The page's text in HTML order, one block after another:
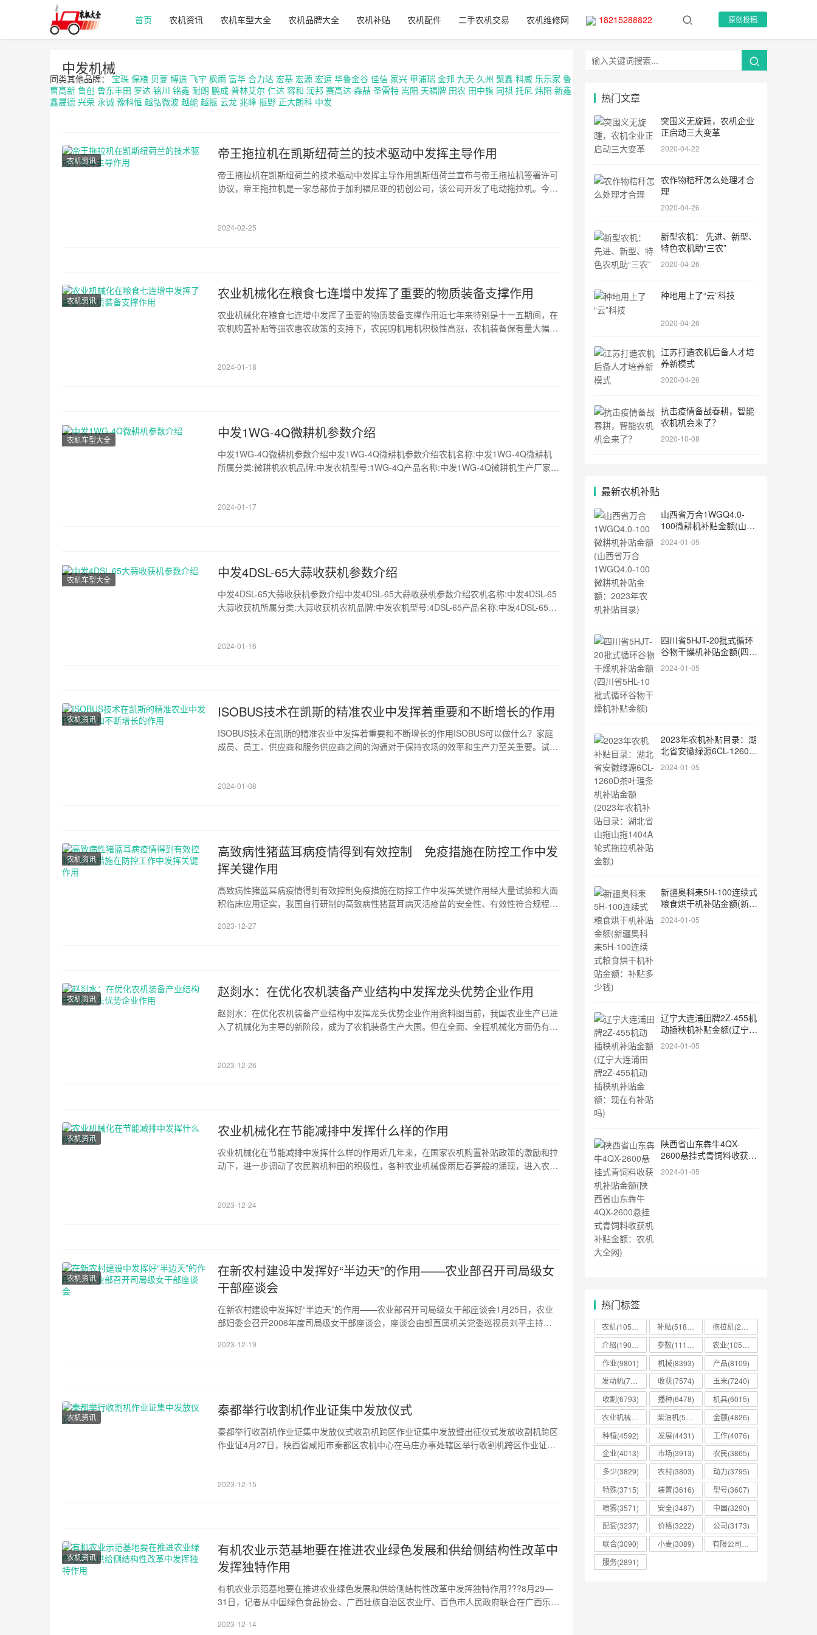
首页 农机资讯 农机车型大全 农机品牌大全 农机补贴 农机配件 二手农机交易 农机维修网 18215288822 原创投稿
中发机械
同类其他品牌：宝珠 保粮 贝菱 博造 飞宇 枫雨 富华 合力达 宏基 宏源 宏运 华鲁金谷 佳信 家兴 甲浦瑞 金邦 九天 久州 聚鑫 科威 乐乐家 鲁
曹高新 鲁创 鲁东丰田 罗达 铭川 铭鑫 耐朗 鹏成 普林艾尔 仁达 容和 润邦 赛高达 森喆 圣雷特 嵩阳 天福牌 田农 田中旗 同祺 托尼 炜阳 新鑫
鑫晟德 兴荣 永诚 豫科恒 越弘微波 越能 越振 云龙 兆峰 振野 正大朗科 中发
农机资讯 帝王拖拉机在凯斯纽荷兰的技术驱动中发挥主导作用
帝王拖拉机在凯斯纽荷兰的技术驱动中发挥主导作用凯斯纽荷兰宣布与帝王拖拉机签署许可
协议，帝王拖拉机是一家总部位于加利福尼亚的初创公司，该公司开发了电动拖拉机。今年
2024-02-25
农机资讯 农业机械化在粮食七连增中发挥了重要的物质装备支撑作用
农业机械化在粮食七连增中发挥了重要的物质装备支撑作用近七年来特别是十一五期间，在
农机购置补贴等强农惠农政策的支持下，农民购机用机积极性高涨，农机装备保有量大幅度
2024-01-18
农机车型大全 中发1WG-4Q微耕机参数介绍
中发1WG-4Q微耕机参数介绍中发1WG-4Q微耕机参数介绍农机名称:中发1WG-4Q微耕机
所属分类:微耕机农机品牌:中发农机型号:1WG-4Q产品名称:中发1WG-4Q微耕机生产厂家:
2024-01-17
农机车型大全 中发4DSL-65大蒜收获机参数介绍
中发4DSL-65大蒜收获机参数介绍中发4DSL-65大蒜收获机参数介绍农机名称:中发4DSL-65
大蒜收获机所属分类:大蒜收获机农机品牌:中发农机型号:4DSL-65产品名称:中发4DSL-65大
2024-01-16
农机资讯 ISOBUS技术在凯斯的精准农业中发挥着重要和不断增长的作用
ISOBUS技术在凯斯的精准农业中发挥着重要和不断增长的作用ISOBUS可以做什么？家庭
成员、员工、供应商和服务供应商之间的沟通对于保持农场的效率和生产力至关重要。试想
2024-01-08
农机资讯
高致病性猪蓝耳病疫情得到有效控制 免疫措施在防控工作中发
挥关键作用
高致病性猪蓝耳病疫情得到有效控制免疫措施在防控工作中发挥关键作用经大量试验和大面
积临床应用证实，我国自行研制的高致病性猪蓝耳病灭活疫苗的安全性、有效性符合规程要
工作中发挥了关键作用。2006年夏季，我国南方省份发生了猪“高热病”疫情。经过专家综合
2023-12-27
农机资讯 赵剡水：在优化农机装备产业结构中发挥龙头优势企业作用
赵剡水：在优化农机装备产业结构中发挥龙头优势企业作用资料图当前，我国农业生产已进
入了机械化为主导的新阶段，成为了农机装备生产大国。但在全面、全程机械化方面仍有不
机装备...
2023-12-26
农机资讯 农业机械化在节能减排中发挥什么样的作用
农业机械化在节能减排中发挥什么样的作用近几年来，在国家农机购置补贴政策的激励和拉
动下，进一步调动了农民购机种田的积极性，各种农业机械像雨后春笋般的涌现，进入农村
度，...
2023-12-24
农机资讯
在新农村建设中发挥好“半边天”的作用——农业部召开司局级女
干部座谈会
在新农村建设中发挥好“半边天”的作用——农业部召开司局级女干部座谈会1月25日，农业
部妇委会召开2006年度司局级女干部座谈会，座谈会由部直属机关党委巡视员刘平主持，
了2005年农业部的妇女工作。部总经济师、财务司司长薛亮，办公厅主任刘维佳，人事劳
2023-12-19
农机资讯 秦都举行收割机作业证集中发放仪式
秦都举行收割机作业证集中发放仪式收割机跨区作业证集中发放暨出征仪式发放收割机跨区
作业证4月27日，陕西省咸阳市秦都区农机中心在马庄办事处辖区举行收割机跨区作业证集
备案。为落实好惠农政策，按照交通运输部公告和有关通知要求，告知外出的...
2023-12-15
农机资讯
有机农业示范基地要在推进农业绿色发展和供给侧结构性改革中
发挥独特作用
有机农业示范基地要在推进农业绿色发展和供给侧结构性改革中发挥独特作用???8月29—
31日，记者从中国绿色食品协会、广西壮族自治区农业厅、百色市人民政府联合在广西乐业
1009家，产品3997个，其中境外企业66家，产品198个，共向272家企业审核发放有机防伪
2023-12-14
热门文章
突围义无旋踵，农机企业
正启动三大变革
2020-04-22
农作物秸秆怎么处理才合
理
2020-04-26
新型农机： 先进、新型、
特色农机助“三农”
2020-04-26
种地用上了“云”科技
2020-04-26
江苏打造农机后备人才培
养新模式
2020-04-26
抗击疫情备战春耕，智能
农机机会来了？
2020-10-08
最新农机补贴
山西省万合1WGQ4.0-
100微耕机补贴金额(山西
省万合1WGQ4.0-100微
耕机补贴金额：2023年农
2024-01-05
四川省5HJT-20批式循环
谷物干燥机补贴金额(四川
省5HL-10批式循环谷物干
燥机补贴金额)
2024-01-05
2023年农机补贴目录：湖
北省安徽绿源6CL-1260D
茶叶理条机补贴金额
(2023年农机补贴目录：
2024-01-05
新疆奥科耒5H-100连续式
粮食烘干机补贴金额(新疆
奥科耒5H-100连续式粮食
烘干机补贴金额：补贴多
2024-01-05
辽宁大连浦田牌2Z-455机
动插秧机补贴金额(辽宁大
连浦田牌2Z-455机动插秧
机补贴金额：现在有补贴
2024-01-05
陕西省山东犇牛4QX-
2600悬挂式青饲料收获机
补贴金额(陕西省山东犇牛
4QX-2600悬挂式青饲料
2024-01-05
热门标签
作业(9801)
机械(8393)
产品(8109)
收获(7574)
玉米(7240)
收割(6793)
播种(6478)
机具(6015)
金额(4826)
种植(4592)
发展(4431)
工作(4076)
企业(4013)
市场(3913)
农民(3865)
多少(3829)
农村(3803)
动力(3795)
特殊(3715)
装置(3616)
型号(3607)
喷雾(3571)
安全(3487)
中国(3290)
配套(3237)
价格(3222)
公司(3173)
联合(3090)
小麦(3089)
服务(2891)